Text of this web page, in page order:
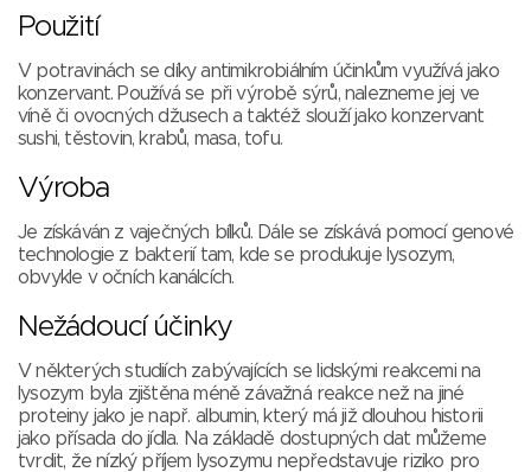
Použití
V potravinách se díky antimikrobiálním účinkům využívá jako
konzervant. Používá se při výrobě sýrů, nalezneme jej ve
víně či ovocných džusech a taktéž slouží jako konzervant
sushi, těstovin, krabů, masa, tofu.
Výroba
Je získáván z vaječných bílků. Dále se získává pomocí genové
technologie z bakterií tam, kde se produkuje lysozym,
obvykle v očních kanálcích.
Nežádoucí účinky
V některých studiích zabývajících se lidskými reakcemi na
lysozym byla zjištěna méně závažná reakce než na jiné
proteiny jako je např. albumin, který má již dlouhou historii
jako přísada do jídla. Na základě dostupných dat můžeme
tvrdit, že nízký příjem lysozymu nepředstavuje riziko pro